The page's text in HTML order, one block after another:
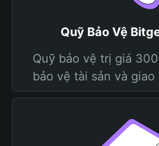
Quỹ Bảo Vệ
Quỹ bảo vệ trị giá
bảo vệ tài sản và giao